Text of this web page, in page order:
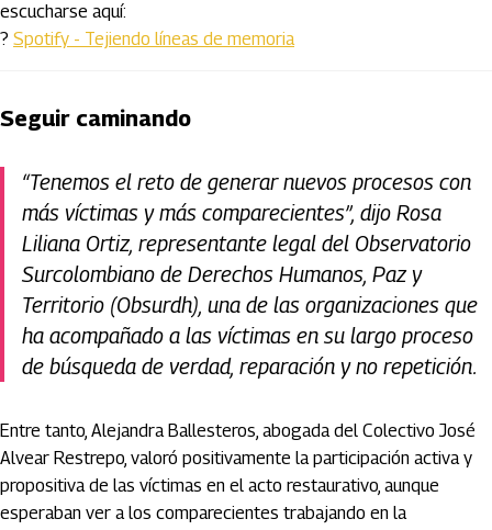
escucharse aquí:
? Spotify - Tejiendo líneas de memoria
Seguir caminando
“Tenemos el reto de generar nuevos procesos con
más víctimas y más comparecientes”, dijo Rosa
Liliana Ortiz, representante legal del Observatorio
Surcolombiano de Derechos Humanos, Paz y
Territorio (Obsurdh), una de las organizaciones que
ha acompañado a las víctimas en su largo proceso
de búsqueda de verdad, reparación y no repetición.
Entre tanto, Alejandra Ballesteros, abogada del Colectivo José
Alvear Restrepo, valoró positivamente la participación activa y
propositiva de las víctimas en el acto restaurativo, aunque
esperaban ver a los comparecientes trabajando en la